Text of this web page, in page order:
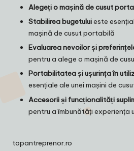
Alegeți o mașină de cusut
Stabilirea bugetuluieste
mașină de cusut portabilă
Evaluarea nevoilor și
pentru a alege o mașină de
Portabilitatea și ușurința în
esențiale ale unei mașini de
Accesorii și funcționalități
pentru a îmbunătăți experiența
topantreprenor.ro